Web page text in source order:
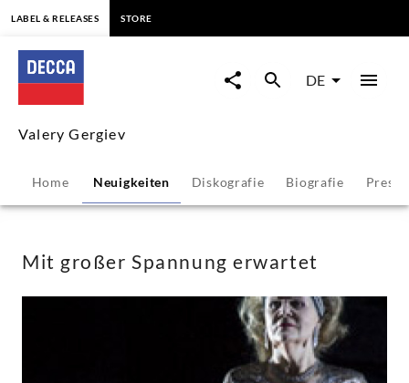
Mit
großer
Spannung
erwartet
-
Valery
Gergiev
LABEL & RELEASES STORE
DE
Valery Gergiev
Home Neuigkeiten Diskografie Biografie
Mit großer Spannung erwartet